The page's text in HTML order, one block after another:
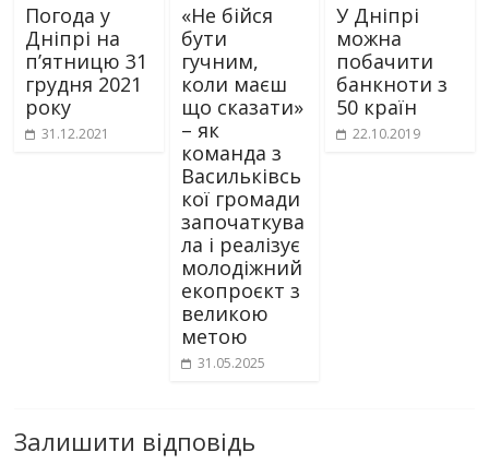
Погода у
Дніпрі на
п’ятницю 31
грудня 2021
року
31.12.2021
«Не бійся
бути
гучним,
коли маєш
що сказати»
– як
команда з
Васильківсь
кої громади
започаткува
ла і реалізує
молодіжний
екопроєкт з
великою
метою
31.05.2025
У Дніпрі
можна
побачити
банкноти з
50 країн
22.10.2019
Залишити відповідь